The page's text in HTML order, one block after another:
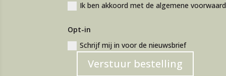
Ik ben akkoord met de algemene
Opt-in
Schrijf mij in voor de nieuwsbrief
Verstuur bestelling